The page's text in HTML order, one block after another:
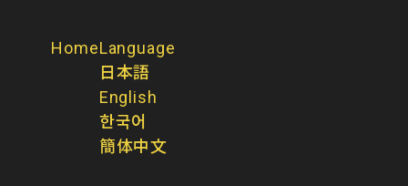
HomeLanguage
日本語
English
한국어
簡体中文